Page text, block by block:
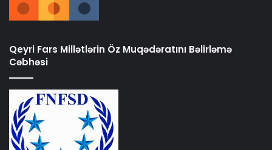
Qeyri Fars Millətlərin Öz Muqədəratını Bəlirləmə
Cəbhəsi